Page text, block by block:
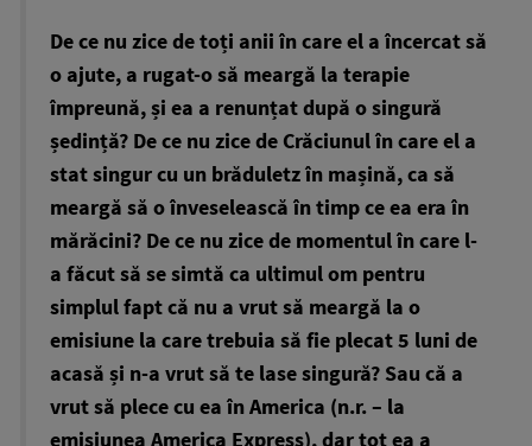
De ce nu zice de toți anii în care el a încercat să
o ajute, a rugat-o să meargă la terapie
împreună, și ea a renunțat după o singură
ședință? De ce nu zice de Crăciunul în care el a
stat singur cu un brăduletz în mașină, ca să
meargă să o înveselească în timp ce ea era în
mărăcini? De ce nu zice de momentul în care l-
a făcut să se simtă ca ultimul om pentru
simplul fapt că nu a vrut să meargă la o
emisiune la care trebuia să fie plecat 5 luni de
acasă și n-a vrut să te lase singură? Sau că a
vrut să plece cu ea în America (n.r. – la
emisiunea America Express), dar tot ea a